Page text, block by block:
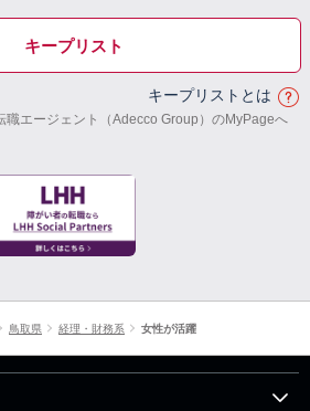
キープリスト
キープリストとは
職エージェント（Adecco Group）のMyPageへ
鳥取県 経理・財務系 女性が活躍